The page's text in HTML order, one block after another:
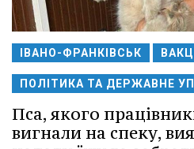
ІВАНО-ФРАНКІВСЬК
ПОЛІТИКА ТА ДЕРЖАВНЕ
Пса, якого
вигнали на спеку,